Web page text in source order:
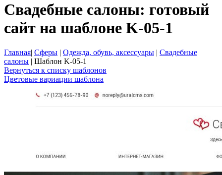
Свадебные салоны: готовый
сайт на шаблоне K-05-1
Главная| Сферы | Одежда, обувь, аксессуары | Свадебные
салоны | Шаблон K-05-1
Вернуться к списку шаблонов
Цветовые вариации шаблона